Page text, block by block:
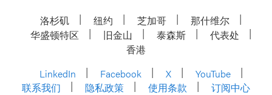
洛杉矶 纽约 芝加哥
那什维尔
华盛顿特区
旧金山 泰森斯
代表处
香港
LinkedIn
Facebook X
YouTube
联系我们
隐私政策 使用条款 订阅中心